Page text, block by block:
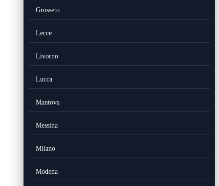
Grosseto
Lecce
Livorno
Lucca
Mantova
Messina
Milano
Modena